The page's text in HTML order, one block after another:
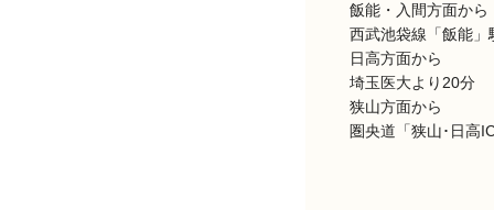
飯能・入間方面から
西武池袋線「飯能
日高方面から
埼玉医大より20分
狭山方面から
圏央道「狭山･日高